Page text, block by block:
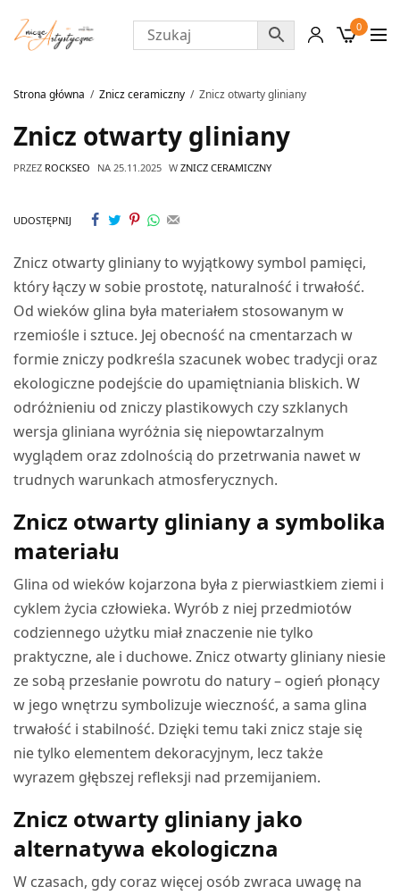
0
Strona główna Znicz ceramiczny Znicz otwarty gliniany
Znicz otwarty gliniany
PRZEZ ROCKSEO NA 25.11.2025 W ZNICZ CERAMICZNY
UDOSTĘPNIJ
Znicz otwarty gliniany to wyjątkowy symbol pamięci,
który łączy w sobie prostotę, naturalność i trwałość.
Od wieków glina była materiałem stosowanym w
rzemiośle i sztuce. Jej obecność na cmentarzach w
formie zniczy podkreśla szacunek wobec tradycji oraz
ekologiczne podejście do upamiętniania bliskich. W
odróżnieniu od zniczy plastikowych czy szklanych
wersja gliniana wyróżnia się niepowtarzalnym
wyglądem oraz zdolnością do przetrwania nawet w
trudnych warunkach atmosferycznych.
Znicz otwarty gliniany a symbolika
materiału
Glina od wieków kojarzona była z pierwiastkiem ziemi i
cyklem życia człowieka. Wyrób z niej przedmiotów
codziennego użytku miał znaczenie nie tylko
praktyczne, ale i duchowe. Znicz otwarty gliniany niesie
ze sobą przesłanie powrotu do natury – ogień płonący
w jego wnętrzu symbolizuje wieczność, a sama glina
trwałość i stabilność. Dzięki temu taki znicz staje się
nie tylko elementem dekoracyjnym, lecz także
wyrazem głębszej refleksji nad przemijaniem.
Znicz otwarty gliniany jako
alternatywa ekologiczna
W czasach, gdy coraz więcej osób zwraca uwagę na